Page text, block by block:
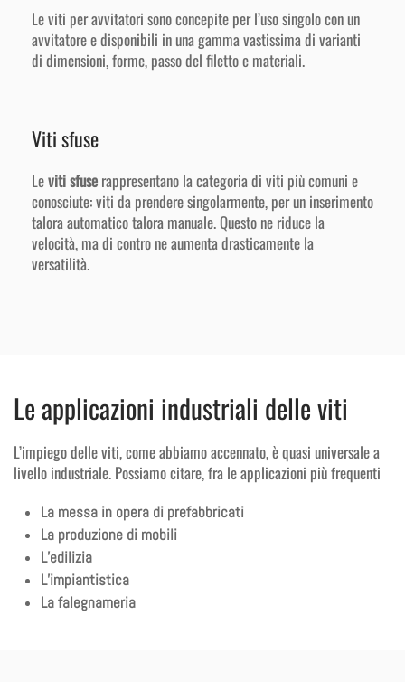
Leviti per avvitatori sono concepite per l’uso singolo con un
avvitatore e disponibili in una gamma vastissima di varianti
di dimensioni, forme, passo del filetto e materiali.
Viti sfuse
Leviti sfuse rappresentano la categoria di viti più comuni e
conosciute: viti da prendere singolarmente, per un inserimento
talora automatico talora manuale. Questo ne riduce la
velocità, ma di contro ne aumenta drasticamente la
versatilità.
Le applicazioni industriali delle viti
L’impiego delle viti, come abbiamo accennato, è quasi universale a
livello industriale. Possiamo citare, fra le applicazioni più frequenti
La messa in opera di prefabbricati
La produzione di mobili
L’edilizia
L’impiantistica
La falegnameria